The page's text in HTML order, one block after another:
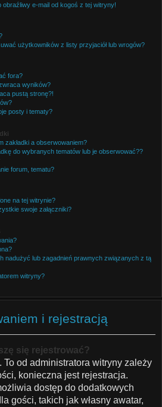
obraźliwy e-mail od kogoś z tej witryny!
użytkowników z listy przyjaciół lub wrogów?
fora?
wyników?
pustą stronę?!
posty i tematy?
zakładki a obserwowaniem?
do wybranych tematów lub je obserwować??
forum, tematu?
na tej witrynie?
swoje załączniki?
nadużyć lub zagadnień prawnych związanych z tą
witryny?
i rejestracją
się rejestrować?
To od administratora witryny zależy
konieczna jest rejestracja.
dostęp do dodatkowych
gości, takich jak własny awatar,